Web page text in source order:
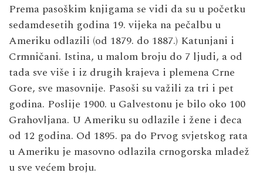
Prema pasoškim knjigama se vidi da su u početku
sedamdesetih godina 19. vijeka na pečalbu u
Ameriku odlazili (od 1879. do 1887.) Katunjani i
Crmničani. Istina, u malom broju do 7 ljudi, a od
tada sve više i iz drugih krajeva i plemena Crne
Gore, sve masovnije. Pasoši su važili za tri i pet
godina. Poslije 1900. u Galvestonu je bilo oko 100
Grahovljana. U Ameriku su odlazile i žene i đeca
od 12 godina. Od 1895. pa do Prvog svjetskog rata
u Ameriku je masovno odlazila crnogorska mladež
u sve većem broju.